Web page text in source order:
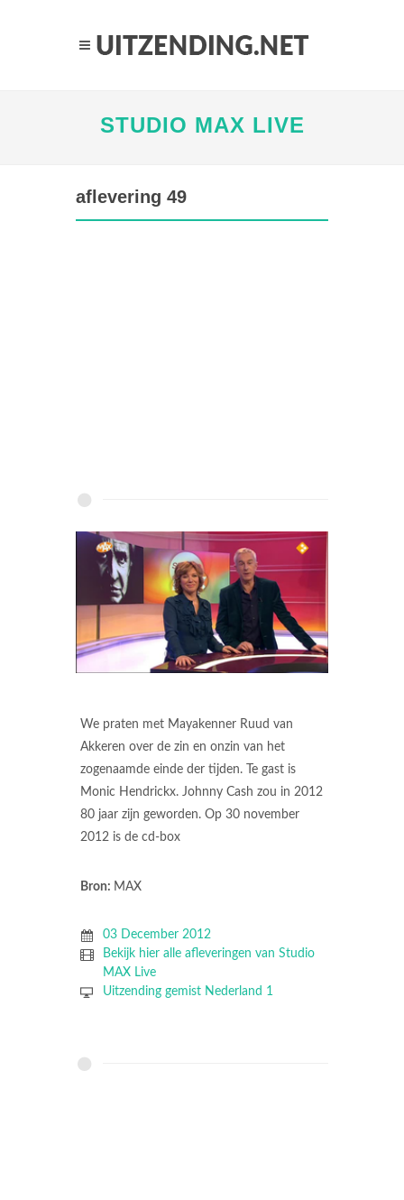
STUDIO MAX LIVE
aflevering 49
We praten met Mayakenner Ruud van
Akkeren over de zin en onzin van het
zogenaamde einde der tijden. Te gast is
Monic Hendrickx. Johnny Cash zou in 2012
80 jaar zijn geworden. Op 30 november
2012 is de cd-box
Bron: MAX
03 December 2012
Bekijk hier alle afleveringen van Studio
MAX Live
Uitzending gemist Nederland 1